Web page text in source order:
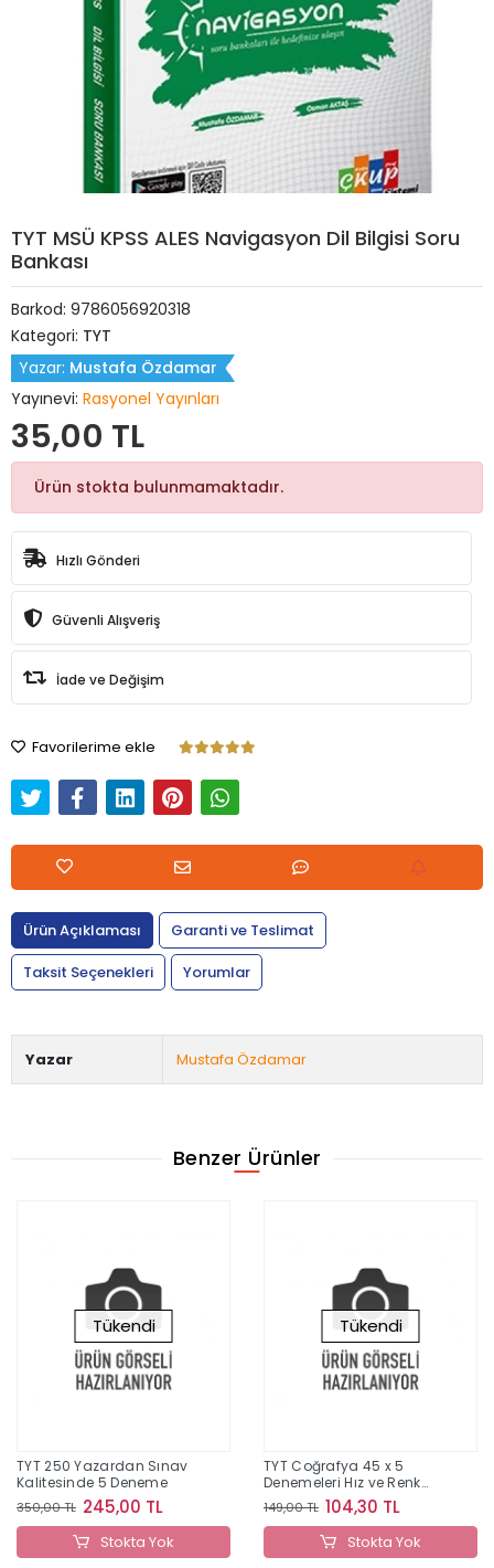
TYT MSÜ KPSS ALES Navigasyon Dil Bilgisi Soru
Bankası
Barkod: 9786056920318
Kategori: TYT
Yazar: Mustafa Özdamar
Yayınevi: Rasyonel Yayınları
35,00 TL
Ürün stokta bulunmamaktadır.
Hızlı Gönderi
Güvenli Alışveriş
İade ve Değişim
Favorilerime ekle
Ürün Açıklaması
Garanti ve Teslimat
Taksit Seçenekleri
Yorumlar
Yazar Mustafa Özdamar
Benzer Ürünler
Tükendi
TYT 250 Yazardan Sınav
Kalitesinde 5 Deneme
350,00 TL 245,00 TL
Stokta Yok
Tükendi
TYT Coğrafya 45 x 5
Denemeleri Hız ve Renk
Yayınları
149,00 TL 104,30 TL
Stokta Yok